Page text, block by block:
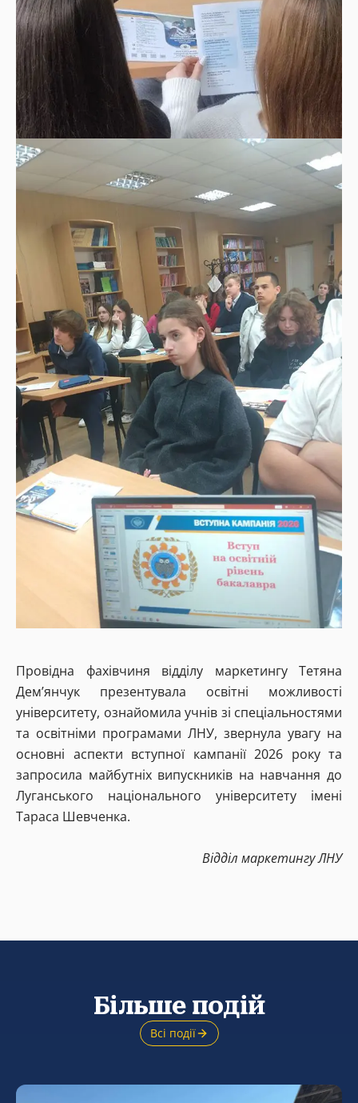
Провідна фахівчиня відділу маркетингу Тетяна
Дем’янчук презентувала освітні можливості
університету, ознайомила учнів зі спеціальностями
та освітніми програмами ЛНУ, звернула увагу на
основні аспекти вступної кампанії 2026 року та
запросила майбутніх випускників на навчання до
Луганського національного університету імені
Тараса Шевченка.
Відділ маркетингу ЛНУ
Більше подій
Всі події